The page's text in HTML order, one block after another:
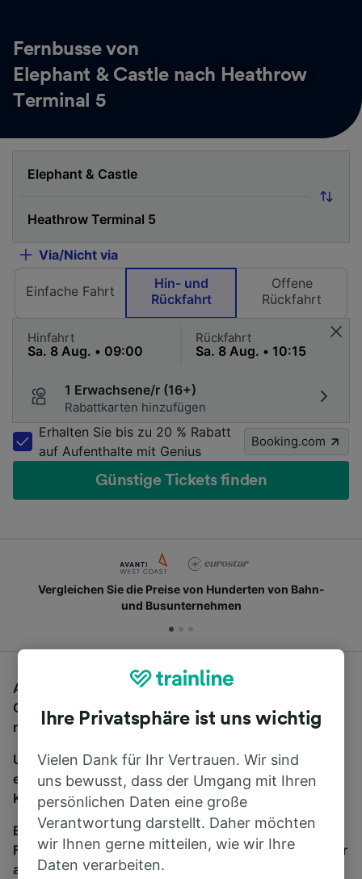
Fernbusse von
Elephant & Castle nach Heathrow
Terminal 5
Via/Nicht via
Einfache Fahrt
Hin- und
Rückfahrt
Offene
Rückfahrt
Hinfahrt Rückfahrt
1 Erwachsene/r (16+)
Rabattkarten hinzufügen
Erhalten Sie bis zu 20 % Rabatt
auf Aufenthalte mit Genius
Booking.com
Günstige Tickets finden
Vergleichen Sie die Preise von Hunderten von Bahn-
und Busunternehmen
Auf der Suche nach Fernbussen von Elephant &
Castle nach Heathrow Terminal 5? Dann sind Sie hier
richtig.
Um Bustickets zu finden, starten Sie einfach oben
eine Suche und wir vergleichen Fahrtzeiten und
Kosten für Bahn- und Busreisen miteinander.
Egal, wohin die Reise geht – starten Sie mit uns.
Finden Sie hier Fahrkarten für Verbindungen von mehr
als 170 Bahn- und Busunternehmen.
Ihre Privatsphäre ist uns wichtig
Vielen Dank für Ihr Vertrauen. Wir sind
uns bewusst, dass der Umgang mit Ihren
persönlichen Daten eine große
Verantwortung darstellt. Daher möchten
wir Ihnen gerne mitteilen, wie wir Ihre
Daten verarbeiten.